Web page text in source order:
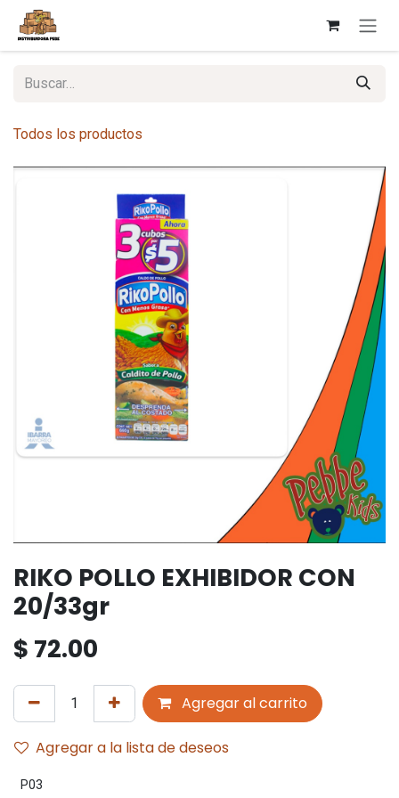
Ir al contenido
Todos los productos
RIKO POLLO EXHIBIDOR CON
20/33gr
$ 72.00
Agregar al carrito
Agregar a la lista de deseos
P03